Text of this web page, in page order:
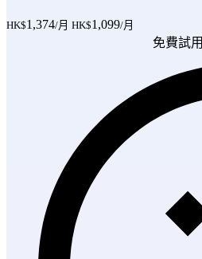
HK$1,374/月 HK$1,099/月
免費試用